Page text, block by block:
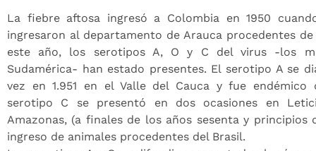
La fiebre aftosa ingresó a Colombia en 1950
ingresaron al departamento de Arauca procedentes
este año, los serotipos A, O y C del virus -los
Sudamérica- han estado presentes. El serotipo A se
vez en 1.951 en el Valle del Cauca y fue endémico
serotipo C se presentó en dos ocasiones en
Amazonas, (a finales de los años sesenta y principios
ingreso de animales procedentes del Brasil.